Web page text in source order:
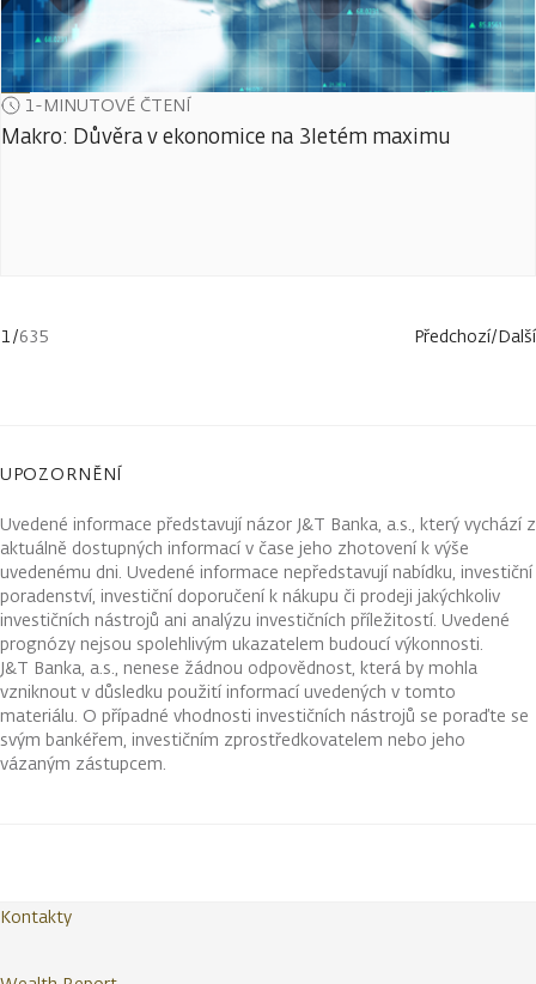
1-MINUTOVÉ ČTENÍ
Makro: Důvěra v ekonomice na 3letém maximu
1/635 Předchozí/Další
UPOZORNĚNÍ
Uvedené informace představují názor J&T Banka, a.s., který vychází z
aktuálně dostupných informací v čase jeho zhotovení k výše
uvedenému dni. Uvedené informace nepředstavují nabídku, investiční
poradenství, investiční doporučení k nákupu či prodeji jakýchkoliv
investičních nástrojů ani analýzu investičních příležitostí. Uvedené
prognózy nejsou spolehlivým ukazatelem budoucí výkonnosti.
J&T Banka, a.s., nenese žádnou odpovědnost, která by mohla
vzniknout v důsledku použití informací uvedených v tomto
materiálu. O případné vhodnosti investičních nástrojů se poraďte se
svým bankéřem, investičním zprostředkovatelem nebo jeho
vázaným zástupcem.
Kontakty